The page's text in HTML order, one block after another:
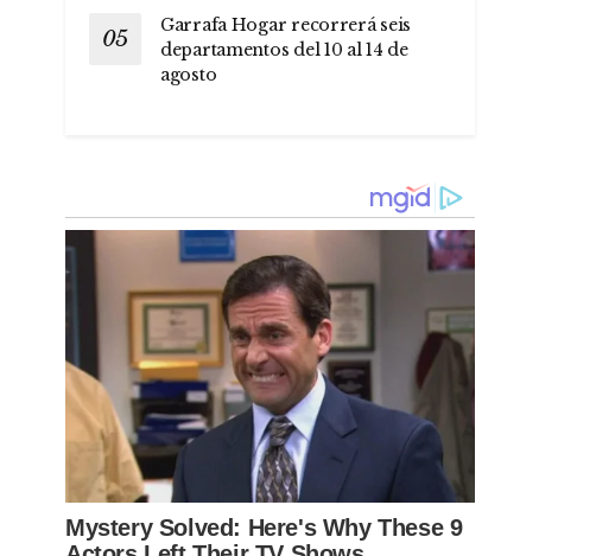
Garrafa Hogar recorrerá seis
departamentos del 10 al 14 de
agosto